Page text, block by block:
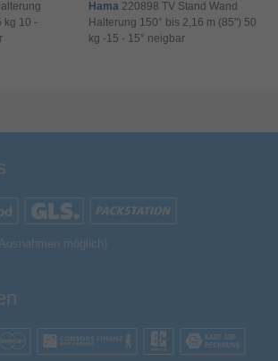
200 x 200,200 x 300,300 x 200,300 x 300,300 x
100,400 x 200,400 x 400,400 x 300,600 x 400,600
488 mm
kg 10 -
Hama 220898 TV Stand Wand
Halterung 150° bis 2,16 m (85") 50
kg -15 - 15° neigbar
möglich)